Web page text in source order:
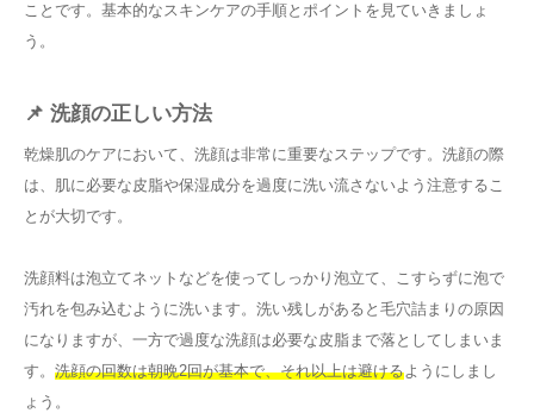
ことです。基本的なスキンケアの手順とポイントを見ていきましょ
う。
📌 洗顔の正しい方法
乾燥肌のケアにおいて、洗顔は非常に重要なステップです。洗顔の際
は、肌に必要な皮脂や保湿成分を過度に洗い流さないよう注意するこ
とが大切です。
洗顔料は泡立てネットなどを使ってしっかり泡立て、こすらずに泡で
汚れを包み込むように洗います。洗い残しがあると毛穴詰まりの原因
になりますが、一方で過度な洗顔は必要な皮脂まで落としてしまいま
す。 洗顔の回数は朝晩2回が基本で、それ以上は避けるようにしまし
ょう。